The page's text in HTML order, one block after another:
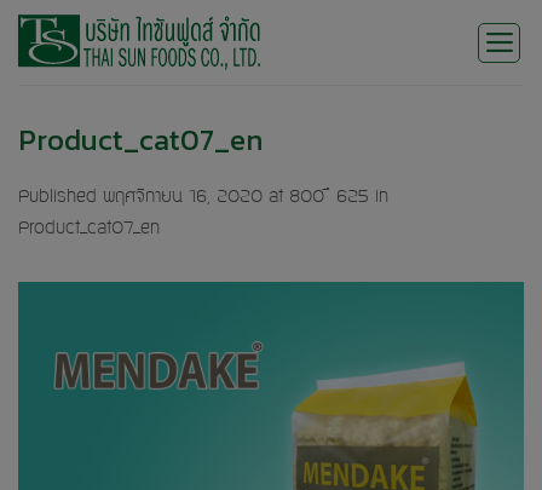
Skip
Product_cat07_en
Published พฤศจิกายน 16, 2020 at 800 × 625 in
Product_cat07_en